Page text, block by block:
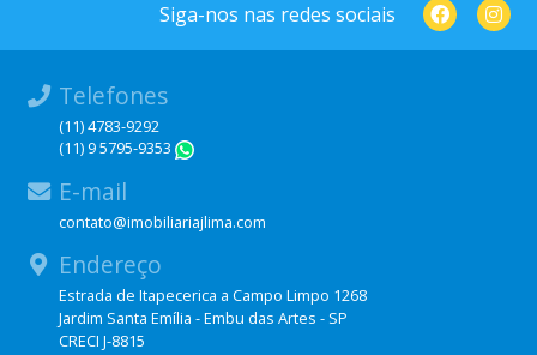
Siga-nos nas redes sociais
Telefones
(11) 4783-9292
(11) 9 5795-9353
E-mail
contato@imobiliariajlima.com
Endereço
Estrada de Itapecerica a Campo Limpo 1268
Jardim Santa Emília - Embu das Artes - SP
CRECI J-8815